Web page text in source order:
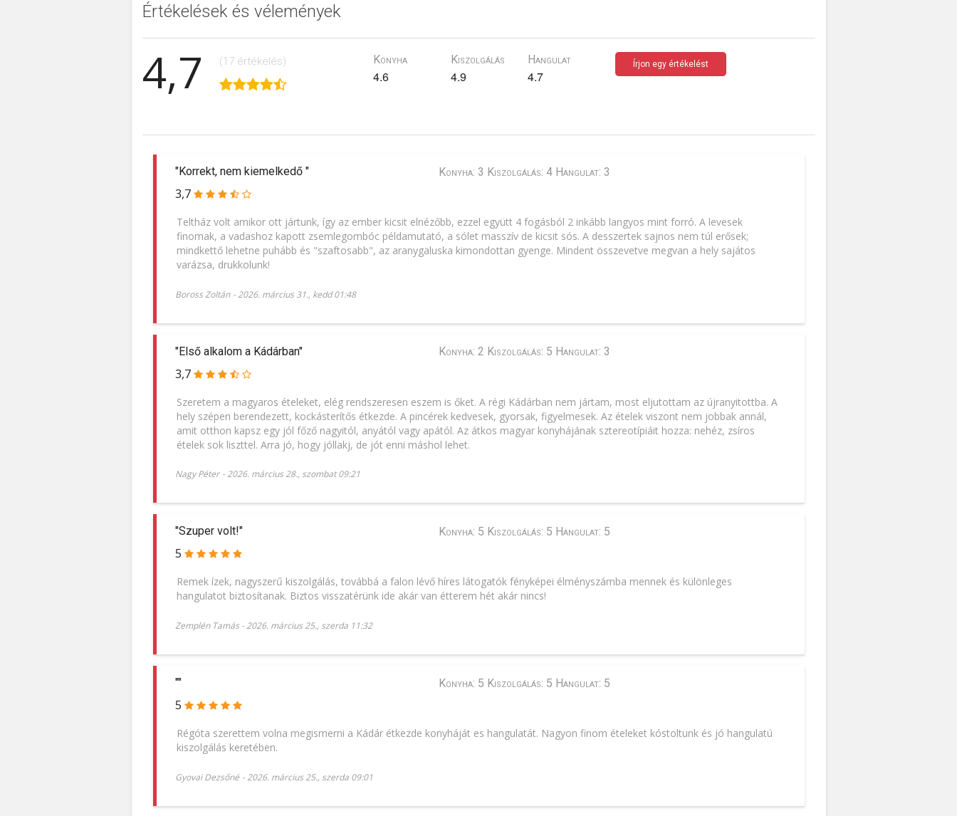
Értékelések és vélemények
4,7 (17 értékelés) Konyha
4.6
Kiszolgálás
4.9
Hangulat
4.7
Írjon egy értékelést
"Korrekt, nem kiemelkedő "
3,7
Konyha: 3 Kiszolgálás: 4 Hangulat: 3
Teltház volt amikor ott jártunk, így az ember kicsit elnézőbb, ezzel együtt 4 fogásból 2 inkább langyos mint forró. A levesek
finomak, a vadashoz kapott zsemlegombóc példamutató, a sólet masszív de kicsit sós. A desszertek sajnos nem túl erősek;
mindkettő lehetne puhább és "szaftosabb", az aranygaluska kimondottan gyenge. Mindent összevetve megvan a hely sajátos
varázsa, drukkolunk!
Boross Zoltán -2026. március 31., kedd 01:48
"Első alkalom a Kádárban"
3,7
Konyha: 2 Kiszolgálás: 5 Hangulat: 3
Szeretem a magyaros ételeket, elég rendszeresen eszem is őket. A régi Kádárban nem jártam, most eljutottam az újranyitottba. A
hely szépen berendezett, kockásterítős étkezde. A pincérek kedvesek, gyorsak, figyelmesek. Az ételek viszont nem jobbak annál,
amit otthon kapsz egy jól főző nagyitól, anyától vagy apától. Az átkos magyar konyhájának sztereotípiáit hozza: nehéz, zsíros
ételek sok liszttel. Arra jó, hogy jóllakj, de jót enni máshol lehet.
Nagy Péter -2026. március 28., szombat 09:21
"Szuper volt!"
5
Konyha: 5 Kiszolgálás: 5 Hangulat: 5
Remek ízek, nagyszerű kiszolgálás, továbbá a falon lévő híres látogatók fényképei élményszámba mennek és különleges
hangulatot biztosítanak. Biztos visszatérünk ide akár van étterem hét akár nincs!
Zemplén Tamás -2026. március 25., szerda 11:32
""
5
Konyha: 5 Kiszolgálás: 5 Hangulat: 5
Régóta szerettem volna megismerni a Kádár étkezde konyháját es hangulatát. Nagyon finom ételeket kóstoltunk és jó hangulatú
kiszolgálás keretében.
Gyovai Dezsőné -2026. március 25., szerda 09:01